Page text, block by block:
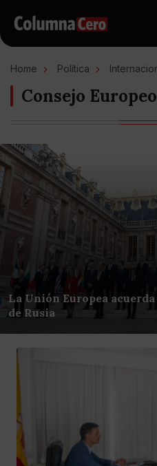
Home Política
Consejo Europeo
La Unión Europea
de Rusia